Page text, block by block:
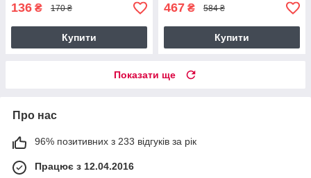
136 ₴ 170 ₴
Купити
467 ₴ 584 ₴
Купити
Показати ще
Про нас
96% позитивних з 233 відгуків за рік
Працює з 12.04.2016